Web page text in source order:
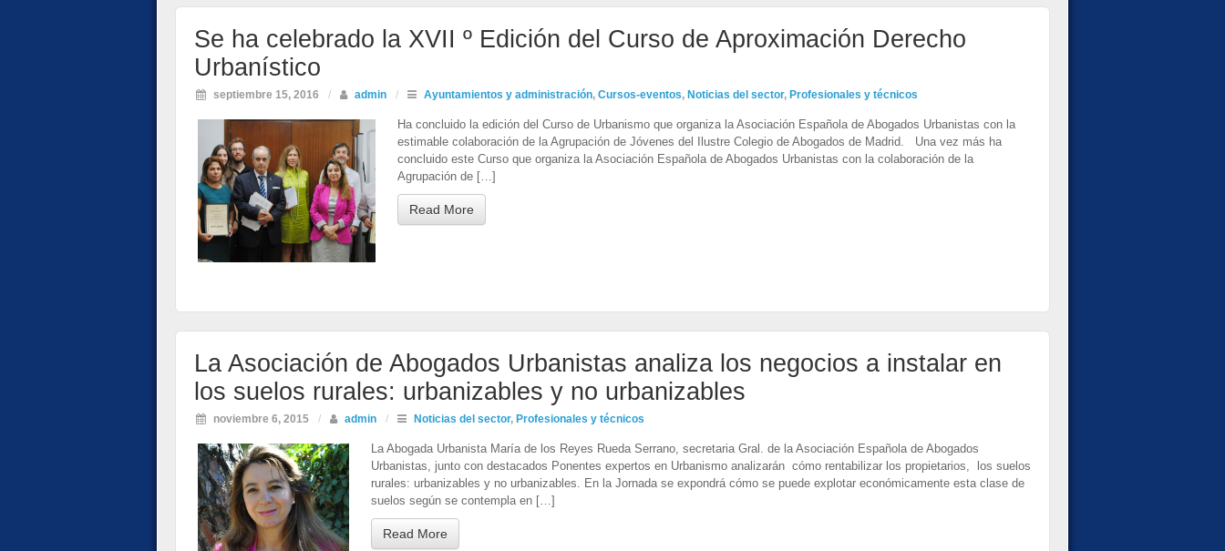
Se ha celebrado la XVII º Edición del Curso de Aproximación Derecho
Urbanístico
septiembre 15, 2016 / admin / Ayuntamientos y administración, Cursos-eventos, Noticias del sector, Profesionales y técnicos
Ha concluido la edición del Curso de Urbanismo que organiza la Asociación Española de Abogados Urbanistas con la
estimable colaboración de la Agrupación de Jóvenes del Ilustre Colegio de Abogados de Madrid. Una vez más ha
concluido este Curso que organiza la Asociación Española de Abogados Urbanistas con la colaboración de la
Agrupación de […]
Read More
La Asociación de Abogados Urbanistas analiza los negocios a instalar en
los suelos rurales: urbanizables y no urbanizables
noviembre 6, 2015 / admin / Noticias del sector, Profesionales y técnicos
La Abogada Urbanista María de los Reyes Rueda Serrano, secretaria Gral. de la Asociación Española de Abogados
Urbanistas, junto con destacados Ponentes expertos en Urbanismo analizarán cómo rentabilizar los propietarios, los suelos
rurales: urbanizables y no urbanizables. En la Jornada se expondrá cómo se puede explotar económicamente esta clase de
suelos según se contempla en […]
Read More